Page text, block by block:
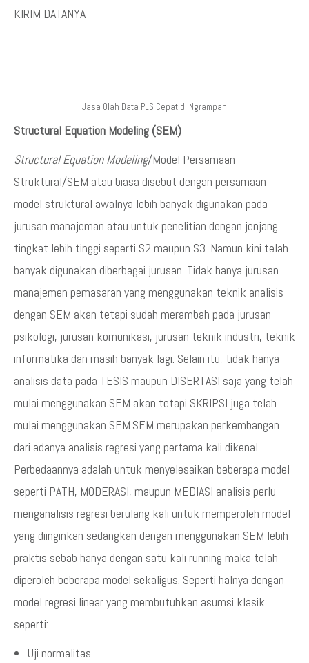
KIRIM DATANYA
Jasa Olah Data PLS Cepat di Ngrampah
Structural Equation Modeling (SEM)
Structural Equation Modeling/Model Persamaan
Struktural/SEM atau biasa disebut dengan persamaan
model struktural awalnya lebih banyak digunakan pada
jurusan manajeman atau untuk penelitian dengan jenjang
tingkat lebih tinggi seperti S2 maupun S3. Namun kini telah
banyak digunakan diberbagai jurusan. Tidak hanya jurusan
manajemen pemasaran yang menggunakan teknik analisis
dengan SEM akan tetapi sudah merambah pada jurusan
psikologi, jurusan komunikasi, jurusan teknik industri, teknik
informatika dan masih banyak lagi. Selain itu, tidak hanya
analisis data pada TESIS maupun DISERTASI saja yang telah
mulai menggunakan SEM akan tetapi SKRIPSI juga telah
mulai menggunakan SEM.SEM merupakan perkembangan
dari adanya analisis regresi yang pertama kali dikenal.
Perbedaannya adalah untuk menyelesaikan beberapa model
seperti PATH, MODERASI, maupun MEDIASI analisis perlu
menganalisis regresi berulang kali untuk memperoleh model
yang diinginkan sedangkan dengan menggunakan SEM lebih
praktis sebab hanya dengan satu kali running maka telah
diperoleh beberapa model sekaligus. Seperti halnya dengan
model regresi linear yang membutuhkan asumsi klasik
seperti:
Uji normalitas